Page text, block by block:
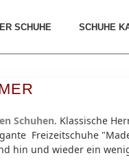
SCHUHE SCHUHE
Schuhen. Klassische
Freizeitschuhe
hin und wieder ein